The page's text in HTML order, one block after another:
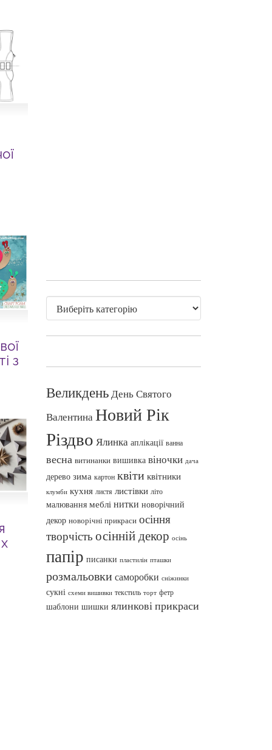
з
ВеликденьДень Святого
ВалентинаНовий Рік
Різдво Ялинка аплікації ванна
весна витинанки вишивка віночки дача
дерево зима картон квіти квітники
клумби кухня листя листівки літо
малювання меблі нитки новорічний
декор новорічні прикраси осіння
творчість осінній декор осінь
папір писанки пластилін пташки
розмальовки саморобки сніжинки
сукні схеми вишивки текстиль торт фетр
шаблони шишки ялинкові прикраси